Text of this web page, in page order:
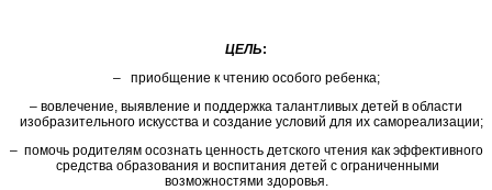
ЦЕЛЬ:
– приобщение к чтению особого ребенка;
– вовлечение, выявление и поддержка талантливых детей в области
изобразительного искусства и создание условий для их самореализации;
– помочь родителям осознать ценность детского чтения как эффективного
средства образования и воспитания детей с ограниченными
возможностями здоровья.